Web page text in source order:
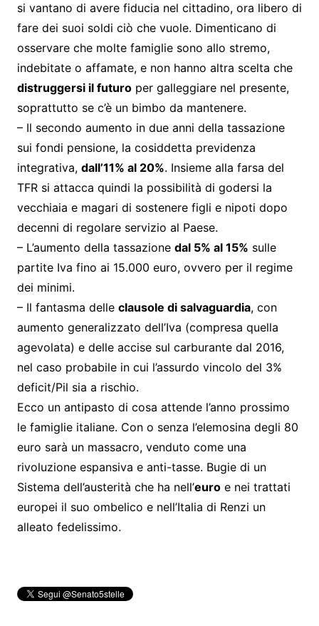
si vantano di avere fiducia nel cittadino, ora libero di
fare dei suoi soldi ciò che vuole. Dimenticano di
osservare che molte famiglie sono allo stremo,
indebitate o affamate, e non hanno altra scelta che
distruggersi il futuroper galleggiare nel presente,
soprattutto se c’è un bimbo da mantenere.
– Il secondo aumento in due anni della tassazione
sui fondi pensione, la cosiddetta previdenza
integrativa, dall’11% al 20%. Insieme alla farsa del
TFR si attacca quindi la possibilità di godersi la
vecchiaia e magari di sostenere figli e nipoti dopo
decenni di regolare servizio al Paese.
– L’aumento della tassazione dal 5% al 15% sulle
partite Iva fino ai 15.000 euro, ovvero per il regime
dei minimi.
– Il fantasma delle clausole di salvaguardia, con
aumento generalizzato dell’Iva (compresa quella
agevolata) e delle accise sul carburante dal 2016,
nel caso probabile in cui l’assurdo vincolo del 3%
deficit/Pil sia a rischio.
Ecco un antipasto di cosa attende l’anno prossimo
le famiglie italiane. Con o senza l’elemosina degli 80
euro sarà un massacro, venduto come una
rivoluzione espansiva e anti-tasse. Bugie di un
Sistema dell’austerità che ha nell’euroe nei trattati
europei il suo ombelico e nell’Italia di Renzi un
alleato fedelissimo.